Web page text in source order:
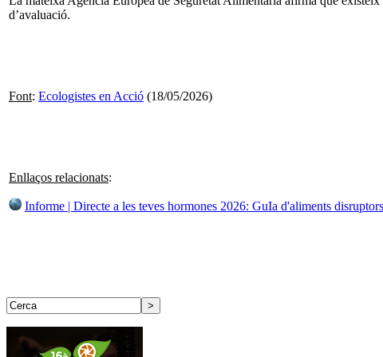
d’avaluació.
Font: Ecologistes en Acció (18/05/2026)
Enllaços relacionats:
Informe | Directe a les teves hormones 2026: GuIa d'aliments disruptors